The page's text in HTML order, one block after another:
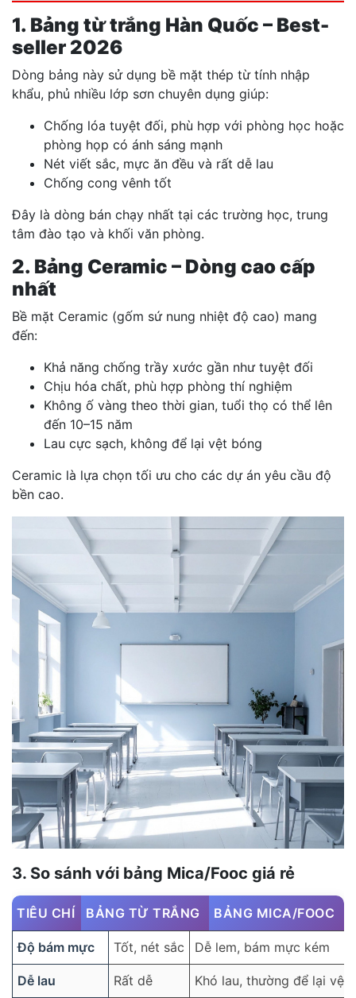
1. Bảng từ trắng Hàn Quốc – Best-
seller 2026
Dòng bảng này sử dụng bề mặt thép từ tính nhập
khẩu, phủ nhiều lớp sơn chuyên dụng giúp:
Chống lóa tuyệt đối, phù hợp với phòng học hoặc
phòng họp có ánh sáng mạnh
Nét viết sắc, mực ăn đều và rất dễ lau
Chống cong vênh tốt
Đây là dòng bán chạy nhất tại các trường học, trung
tâm đào tạo và khối văn phòng.
2. Bảng Ceramic – Dòng cao cấp
nhất
Bề mặt Ceramic (gốm sứ nung nhiệt độ cao) mang
đến:
Khả năng chống trầy xước gần như tuyệt đối
Chịu hóa chất, phù hợp phòng thí nghiệm
Không ố vàng theo thời gian, tuổi thọ có thể lên
đến 10–15 năm
Lau cực sạch, không để lại vệt bóng
Ceramic là lựa chọn tối ưu cho các dự án yêu cầu độ
bền cao.
3. So sánh với bảng Mica/Fooc giá rẻ
TIÊU CHÍ BẢNG TỪ TRẮNG BẢNG MICA/FOOC
Độ bám mực Tốt, nét sắc Dễ lem, bám mực kém
Dễ lau Rất dễ Khó lau, thường để lại vệt